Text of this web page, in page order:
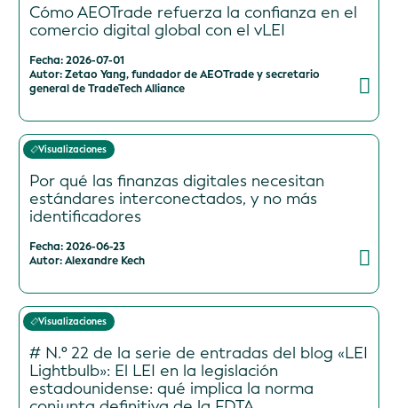
Cómo AEOTrade refuerza la confianza en el
comercio digital global con el vLEI
Fecha: 2026-07-01
Autor: Zetao Yang, fundador de AEOTrade y secretario
general de TradeTech Alliance
Visualizaciones
Por qué las finanzas digitales necesitan
estándares interconectados, y no más
identificadores
Fecha: 2026-06-23
Autor: Alexandre Kech
Visualizaciones
# N.º 22 de la serie de entradas del blog «LEI
Lightbulb»: El LEI en la legislación
estadounidense: qué implica la norma